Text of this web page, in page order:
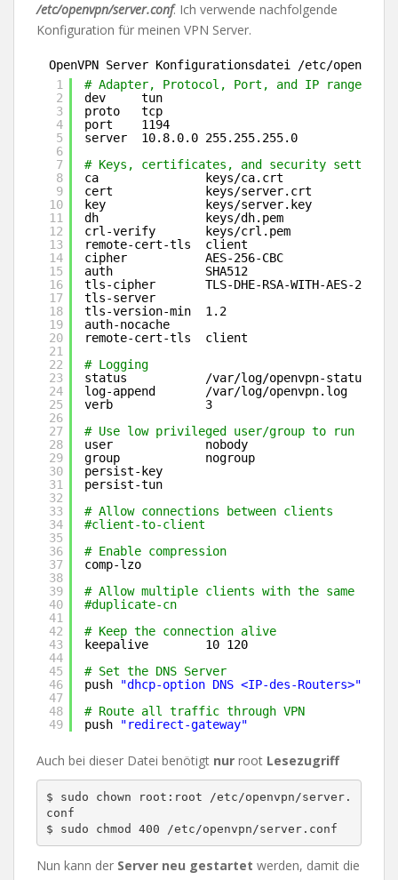
/etc/openvpn/server.conf. Ich verwende nachfolgende
Konfiguration für meinen VPN Server.
OpenVPN Server Konfigurationsdatei /etc/openvpn/
1
2
3
4
5
6
7
8
9
10
11
12
13
14
15
16
17
18
19
20
21
22
23
24
25
26
27
28
29
30
31
32
33
34
35
36
37
38
39
40
41
42
43
44
45
46
47
48
49
# Adapter, Protocol, Port, and IP range
dev     tun
proto   tcp
port    1194
server  10.8.0.0 255.255.255.0
# Keys, certificates, and security settings
ca               keys/ca.crt
cert             keys/server.crt
key              keys/server.key
dh               keys/dh.pem
crl-verify       keys/crl .pem
remote-cert-tls  client
cipher           AES-256-CBC
auth             SHA512
tls-cipher       TLS-DHE-RSA-WITH-AES-256-
tls-server
tls-version-min  1.2
auth-nocache
remote-cert-tls  client
# Logging
status
/var/log/openvpn-status
log-append
/var/log/openvpn.log
verb             3
# Use low privileged user/group to run the
user             nobody
group            nogroup
persist-key
persist-tun
# Allow connections between clients
#client-to-client
# Enable compression
comp-lzo
# Allow multiple clients with the same
#duplicate-cn
# Keep the connection alive
keepalive        10 120
# Set the DNS Server
push
"dhcp-option DNS <IP-des-Routers>"
# Route all traffic through VPN
push
"redirect-gateway"
Auch bei dieser Datei benötigt nur root Lesezugriff
$ sudo chown root:root /etc/openvpn/server.
conf
Nun kann der Server neu gestartet werden, damit die